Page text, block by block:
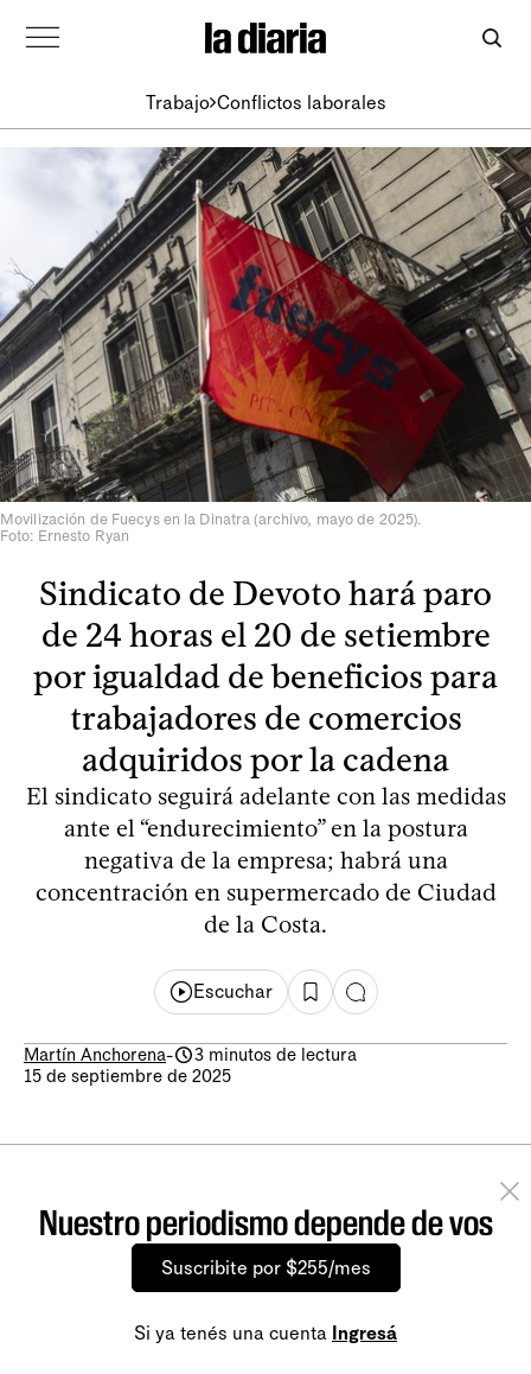
Trabajo Conflictos laborales
Movilización de Fuecys en la Dinatra (archivo, mayo de 2025).
Foto: Ernesto Ryan
Sindicato de Devoto hará paro
de 24 horas el 20 de setiembre
por igualdad de beneficios para
trabajadores de comercios
adquiridos por la cadena
El sindicato seguirá adelante con las medidas
ante el “endurecimiento” en la postura
negativa de la empresa; habrá una
concentración en supermercado de Ciudad
de la Costa.
Escuchar
Martín Anchorena-
3 minutos de lectura
15 de septiembre de 2025
Nuestro periodismo depende de vos
Suscribite por $255/mes
Si ya tenés una cuenta Ingresá